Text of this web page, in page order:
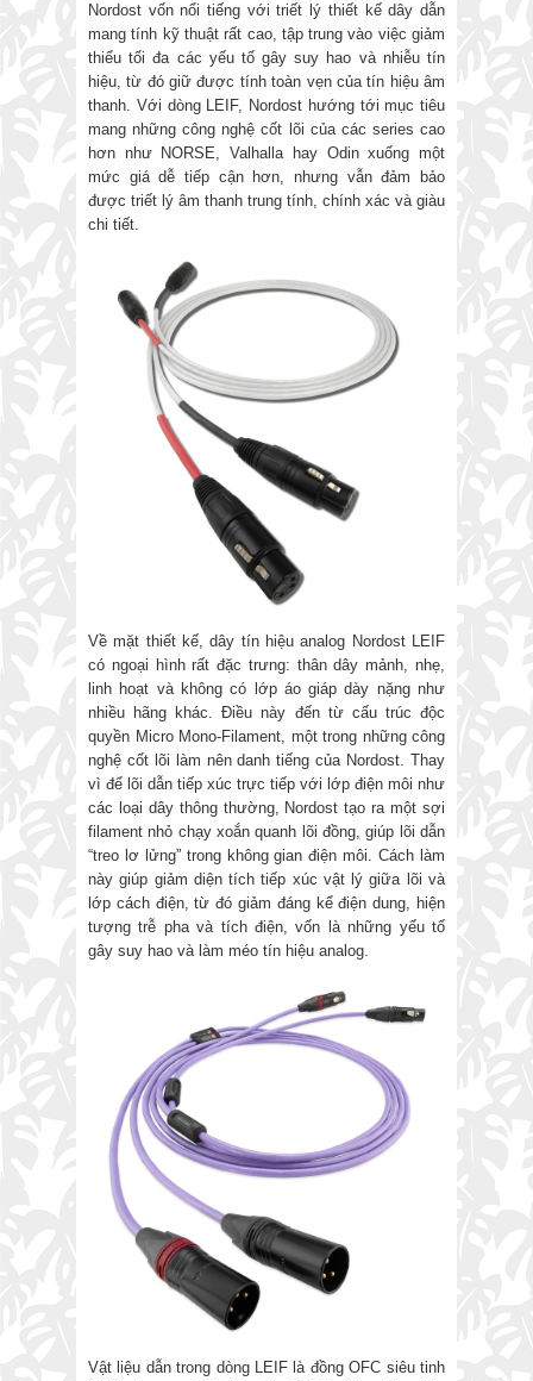
Nordost vốn nổi tiếng với triết lý thiết kế dây dẫn
mang tính kỹ thuật rất cao, tập trung vào việc giảm
thiểu tối đa các yếu tố gây suy hao và nhiễu tín
hiệu, từ đó giữ được tính toàn vẹn của tín hiệu âm
thanh. Với dòng LEIF, Nordost hướng tới mục tiêu
mang những công nghệ cốt lõi của các series cao
hơn như NORSE, Valhalla hay Odin xuống một
mức giá dễ tiếp cận hơn, nhưng vẫn đảm bảo
được triết lý âm thanh trung tính, chính xác và giàu
chi tiết.
Về mặt thiết kế, dây tín hiệu analog Nordost LEIF
có ngoại hình rất đặc trưng: thân dây mảnh, nhẹ,
linh hoạt và không có lớp áo giáp dày nặng như
nhiều hãng khác. Điều này đến từ cấu trúc độc
quyền Micro Mono-Filament, một trong những công
nghệ cốt lõi làm nên danh tiếng của Nordost. Thay
vì để lõi dẫn tiếp xúc trực tiếp với lớp điện môi như
các loại dây thông thường, Nordost tạo ra một sợi
filament nhỏ chạy xoắn quanh lõi đồng, giúp lõi dẫn
“treo lơ lửng” trong không gian điện môi. Cách làm
này giúp giảm diện tích tiếp xúc vật lý giữa lõi và
lớp cách điện, từ đó giảm đáng kể điện dung, hiện
tượng trễ pha và tích điện, vốn là những yếu tố
gây suy hao và làm méo tín hiệu analog.
Vật liệu dẫn trong dòng LEIF là đồng OFC siêu tinh